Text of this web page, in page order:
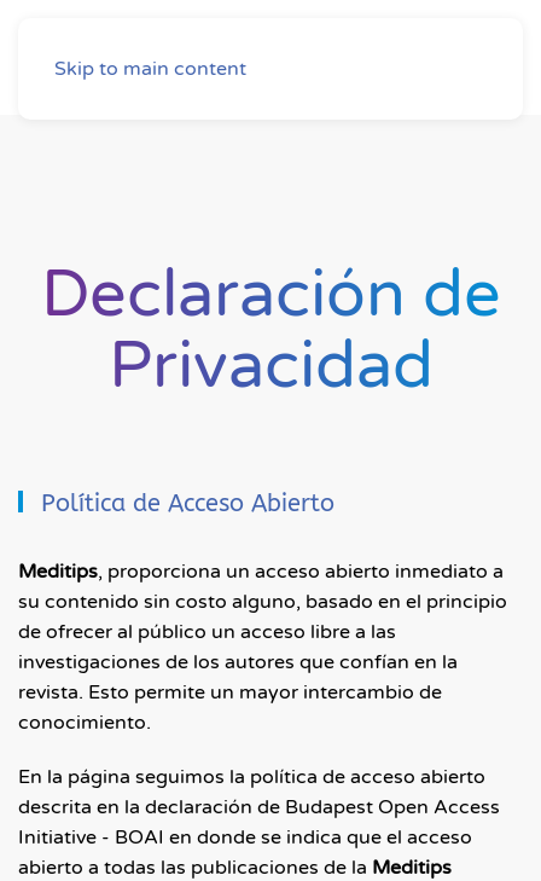
Skip to main content
Declaración de
Privacidad
Política de Acceso Abierto
Meditips, proporciona un acceso abierto inmediato a
su contenido sin costo alguno, basado en el principio
de ofrecer al público un acceso libre a las
investigaciones de los autores que confían en la
revista. Esto permite un mayor intercambio de
conocimiento.
En la página seguimos la política de acceso abierto
descrita en la declaración de Budapest Open Access
Initiative - BOAI en donde se indica que el acceso
abierto a todas las publicaciones de la Meditips